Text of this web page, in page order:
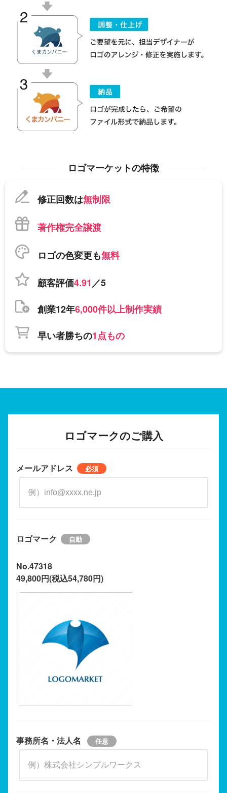
ロゴマーケットの特徴
修正回数は無制限
著作権完全譲渡
ロゴの色変更も無料
顧客評価4.91／5
創業12年6,000件以上制作実績
早い者勝ちの1点もの
ロゴマークのご購入
メールアドレス
ロゴマーク
No.47318
49,800円(税込54,780円)
事務所名・法人名